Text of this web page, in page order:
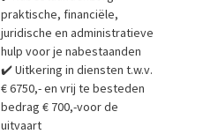
praktische, financiële,
juridische en administratieve
hulp voor je nabestaanden
✔️ Uitkering in diensten t.w.v.
€ 6750,- en vrij te besteden
bedrag € 700,-voor de
uitvaart